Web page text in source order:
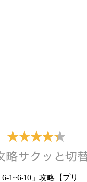
1~6-10」攻略【プリ